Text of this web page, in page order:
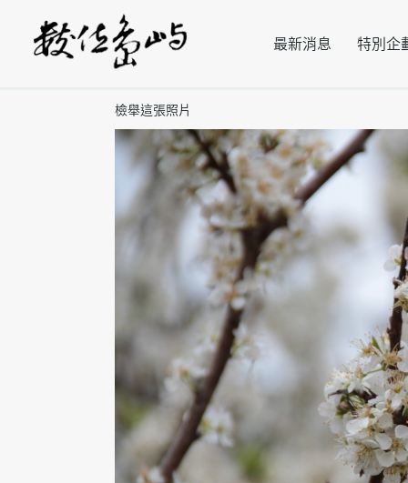
最新消息 特別企
檢舉這張照片